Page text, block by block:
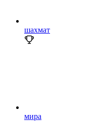
шахмат
мира